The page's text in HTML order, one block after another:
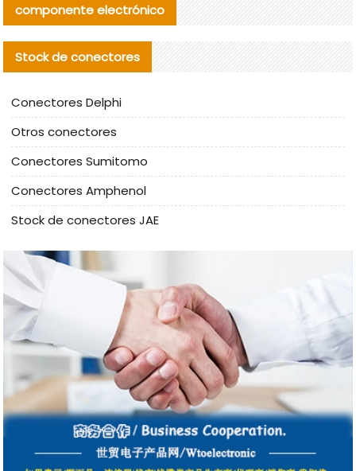
componente electrónico
Stock de conectores
Conectores Delphi
Otros conectores
Conectores Sumitomo
Conectores Amphenol
Stock de conectores JAE